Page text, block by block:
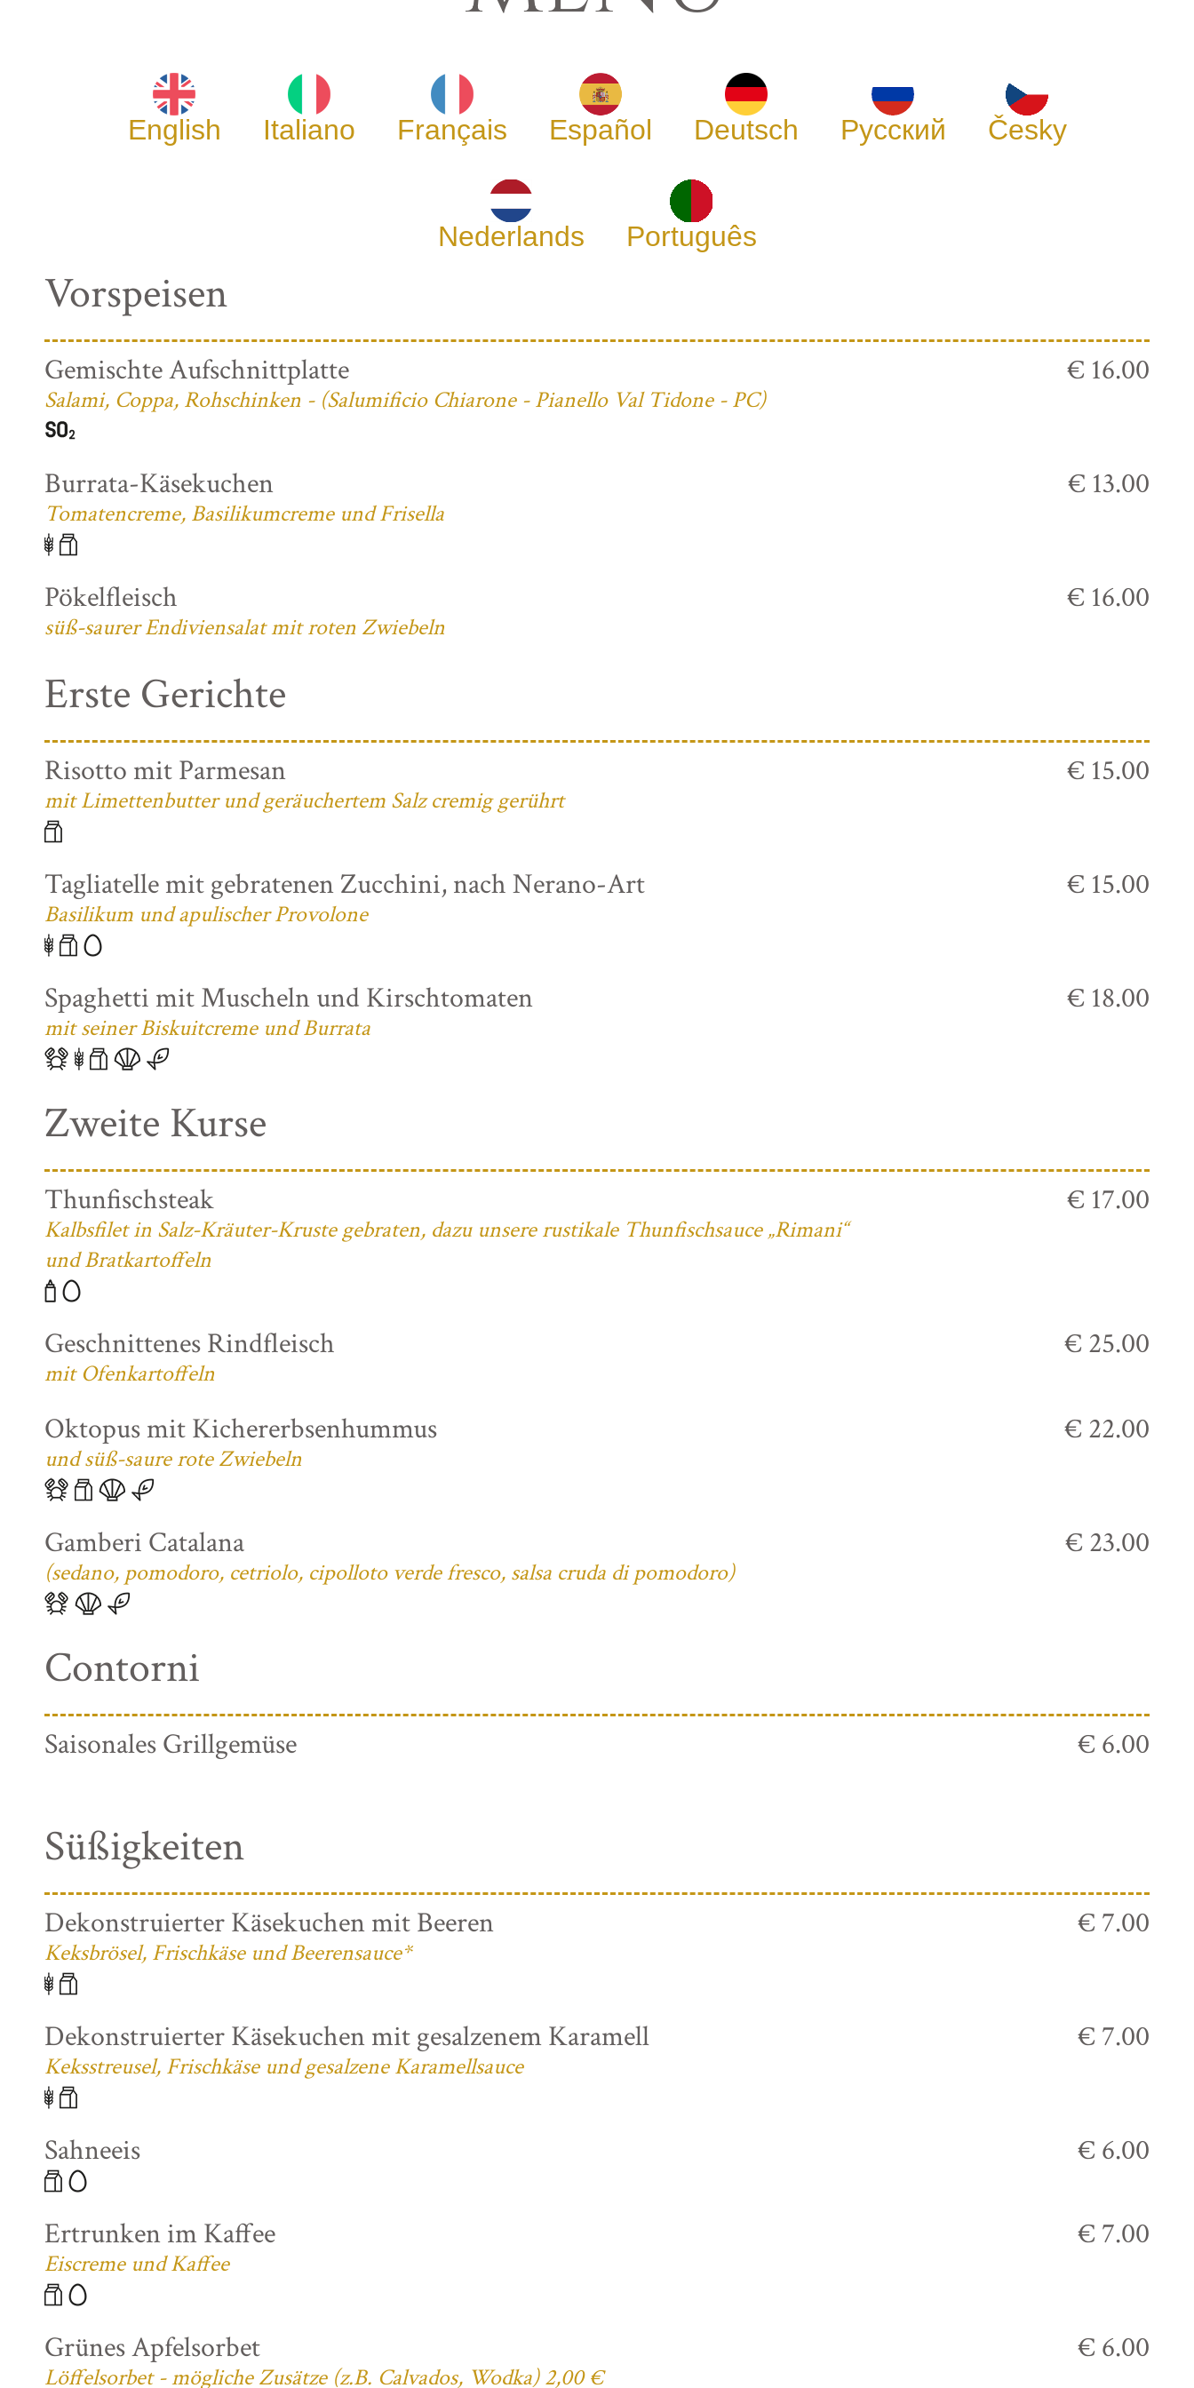
English Italiano Français Español Deutsch Русский Česky
Nederlands Português
Vorspeisen
Gemischte Aufschnittplatte
Salami, Coppa, Rohschinken - (Salumificio Chiarone - Pianello Val Tidone - PC)
€ 16.00
Burrata-Käsekuchen
Tomatencreme, Basilikumcreme und Frisella
€ 13.00
Pökelfleisch
süß-saurer Endiviensalat mit roten Zwiebeln
€ 16.00
Erste Gerichte
Risotto mit Parmesan
mit Limettenbutter und geräuchertem Salz cremig gerührt
€ 15.00
Tagliatelle mit gebratenen Zucchini, nach Nerano-Art
Basilikum und apulischer Provolone
€ 15.00
Spaghetti mit Muscheln und Kirschtomaten
mit seiner Biskuitcreme und Burrata
€ 18.00
Zweite Kurse
Thunfischsteak
Kalbsfilet in Salz-Kräuter-Kruste gebraten, dazu unsere rustikale Thunfischsauce „Rimani“
und Bratkartoffeln
€ 17.00
Geschnittenes Rindfleisch
mit Ofenkartoffeln
€ 25.00
Oktopus mit Kichererbsenhummus
und süß-saure rote Zwiebeln
€ 22.00
Gamberi Catalana
(sedano, pomodoro, cetriolo, cipolloto verde fresco, salsa cruda di pomodoro)
€ 23.00
Contorni
Saisonales Grillgemüse € 6.00
Süßigkeiten
Dekonstruierter Käsekuchen mit Beeren
Keksbrösel, Frischkäse und Beerensauce*
€ 7.00
Dekonstruierter Käsekuchen mit gesalzenem Karamell
Keksstreusel, Frischkäse und gesalzene Karamellsauce
€ 7.00
Sahneeis € 6.00
Ertrunken im Kaffee
Eiscreme und Kaffee
€ 7.00
Grünes Apfelsorbet
Löffelsorbet - mögliche Zusätze (z.B. Calvados, Wodka) 2,00 €
€ 6.00